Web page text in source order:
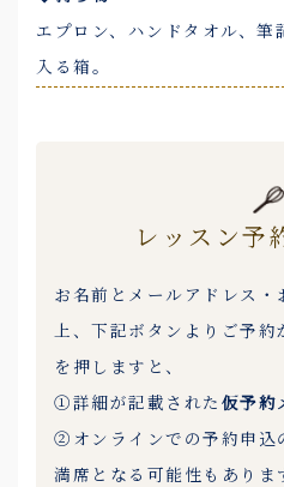
エプロン、ハンドタオル、
入る箱。
レッスン予
お名前とメールアドレス・
上、下記ボタンよりご予約
を押しますと、
①詳細が記載された 仮予約
②オンラインでの予約申込
満席となる可能性もありま